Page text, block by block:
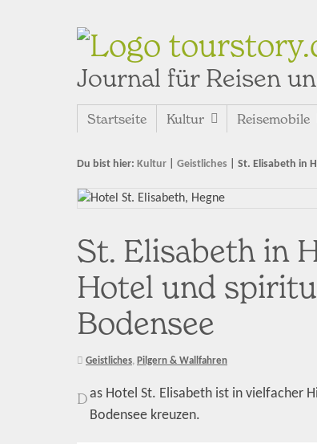
Journal für Reisen
Startseite Kultur Reisemobile
Du bist hier: Kultur Geistliches St. Elisabeth in
St. Elisabeth in
Hotel und
Bodensee
Geistliches, Pilgern & Wallfahren
Das Hotel St. Elisabeth ist in vielfacher
Bodensee kreuzen.